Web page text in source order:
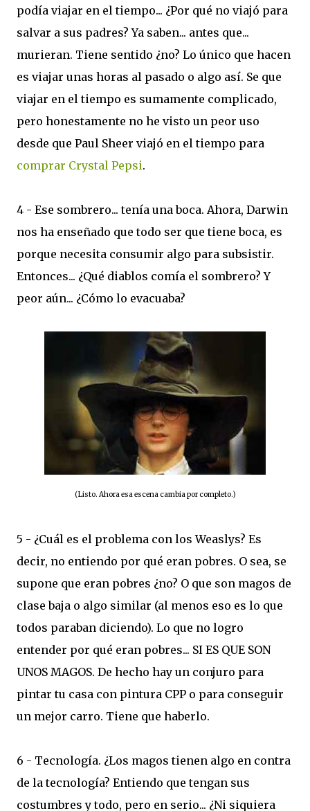
podía viajar en el tiempo... ¿Por qué no viajó para
salvar a sus padres? Ya saben... antes que...
murieran. Tiene sentido ¿no? Lo único que hacen
es viajar unas horas al pasado o algo así. Se que
viajar en el tiempo es sumamente complicado,
pero honestamente no he visto un peor uso
desde que Paul Sheer viajó en el tiempo para
comprar Crystal Pepsi.
4 - Ese sombrero... tenía una boca. Ahora, Darwin
nos ha enseñado que todo ser que tiene boca, es
porque necesita consumir algo para subsistir.
Entonces... ¿Qué diablos comía el sombrero? Y
peor aún... ¿Cómo lo evacuaba?
(Listo. Ahora esa escena cambia por completo.)
5 - ¿Cuál es el problema con los Weaslys? Es
decir, no entiendo por qué eran pobres. O sea, se
supone que eran pobres ¿no? O que son magos de
clase baja o algo similar (al menos eso es lo que
todos paraban diciendo). Lo que no logro
entender por qué eran pobres... SI ES QUE SON
UNOS MAGOS. De hecho hay un conjuro para
pintar tu casa con pintura CPP o para conseguir
un mejor carro. Tiene que haberlo.
6 - Tecnología. ¿Los magos tienen algo en contra
de la tecnología? Entiendo que tengan sus
costumbres y todo, pero en serio... ¿Ni siquiera